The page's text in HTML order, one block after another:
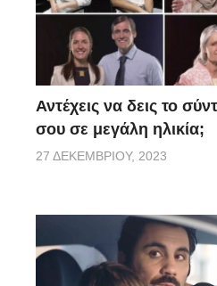
Αντέχεις να δεις το
σου σε μεγάλη ηλικία;
27 ΔΕΚΕΜΒΡΊΟΥ, 2023